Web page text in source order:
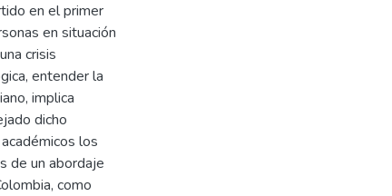
en el primer
en situación
crisis
entender la
implica
dicho
los
de un abordaje
como